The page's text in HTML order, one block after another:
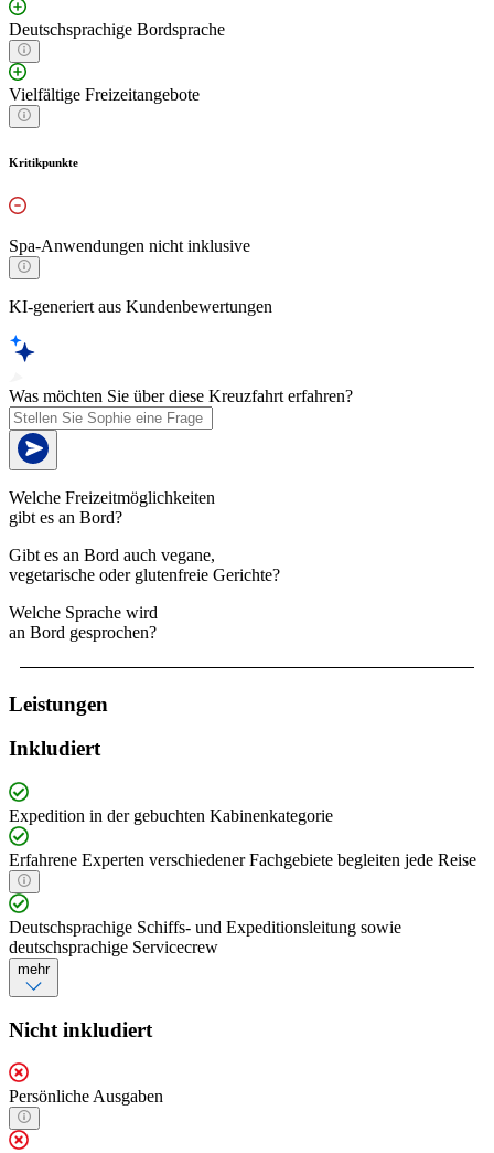
Deutschsprachige Bordsprache
Vielfältige Freizeitangebote
Kritikpunkte
Spa-Anwendungen nicht inklusive
KI-generiert aus Kundenbewertungen
Was möchten Sie über diese Kreuzfahrt erfahren?
Welche Freizeitmöglichkeiten
gibt es an Bord?
Gibt es an Bord auch vegane,
vegetarische oder glutenfreie Gerichte?
Welche Sprache wird
an Bord gesprochen?
Leistungen
Inkludiert
Expedition in der gebuchten Kabinenkategorie
Erfahrene Experten verschiedener Fachgebiete begleiten jede Reise
Deutschsprachige Schiffs- und Expeditionsleitung sowie
deutschsprachige Servicecrew
mehr
Nicht inkludiert
Persönliche Ausgaben